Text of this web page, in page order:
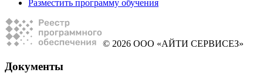
Разместить программу обучения
© 2026 ООО «АЙТИ СЕРВИСЕЗ»
Документы